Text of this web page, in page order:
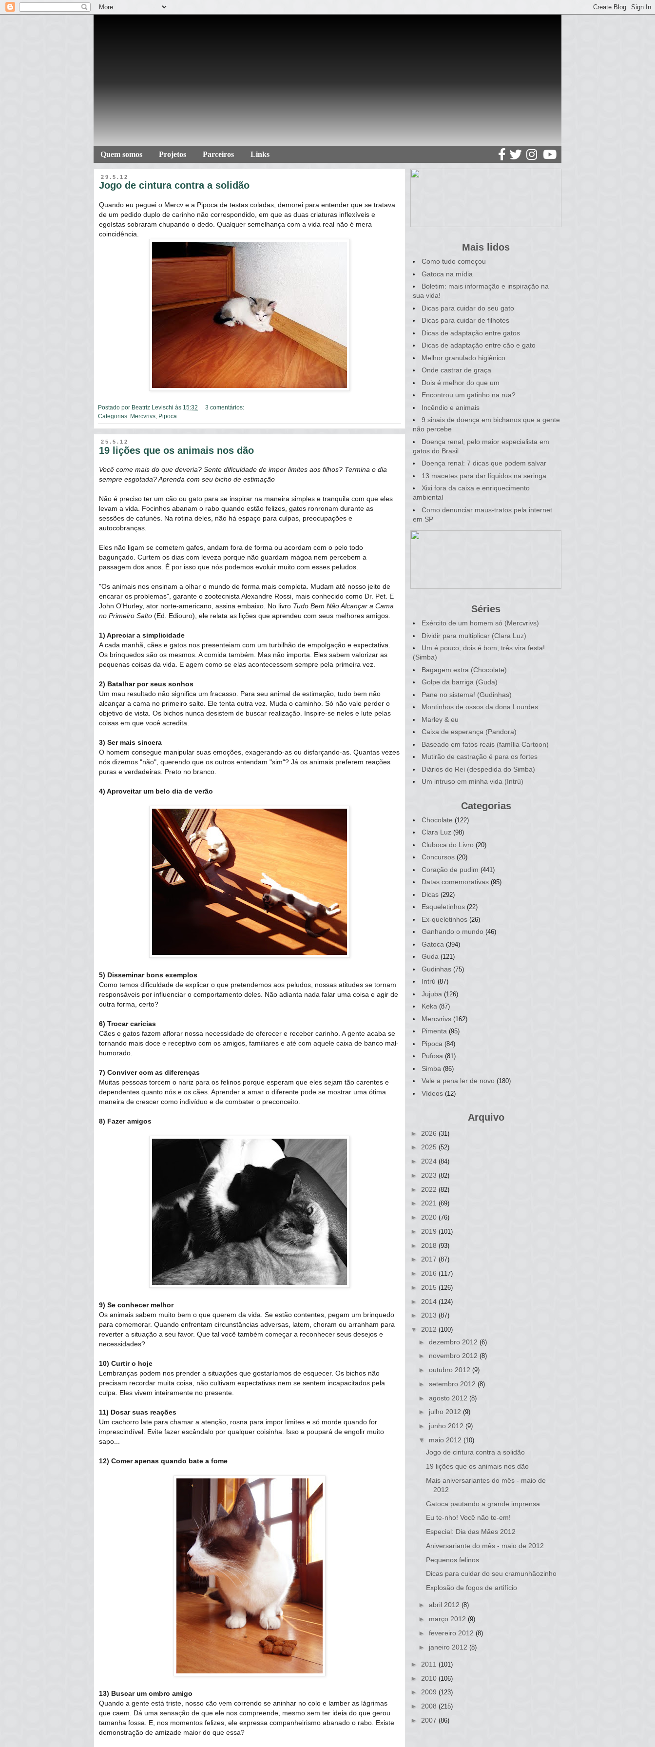
Quem somos Projetos Parceiros Links
29.5.12
Jogo de cintura contra a solidão
Quando eu peguei o Mercv e a Pipoca de testas coladas, demorei para entender que se tratava
de um pedido duplo de carinho não correspondido, em que as duas criaturas inflexíveis e
egoístas sobraram chupando o dedo. Qualquer semelhança com a vida real não é mera
coincidência.
Postado por Beatriz Levischi às 15:32
3 comentários:
Categorias: Mercvrivs Pipoca
25.5.12
19 lições que os animais nos dão
Você come mais do que deveria? Sente dificuldade de impor limites aos filhos? Termina o dia
sempre esgotada? Aprenda com seu bicho de estimação
Não é preciso ter um cão ou gato para se inspirar na maneira simples e tranquila com que eles
levam a vida. Focinhos abanam o rabo quando estão felizes, gatos ronronam durante as
sessões de cafunés. Na rotina deles, não há espaço para culpas, preocupações e
autocobranças.
Eles não ligam se cometem gafes, andam fora de forma ou acordam com o pelo todo
bagunçado. Curtem os dias com leveza porque não guardam mágoa nem percebem a
passagem dos anos. É por isso que nós podemos evoluir muito com esses peludos.
"Os animais nos ensinam a olhar o mundo de forma mais completa. Mudam até nosso jeito de
encarar os problemas", garante o zootecnista Alexandre Rossi, mais conhecido como Dr. Pet. E
John O'Hurley, ator norte-americano, assina embaixo. No livro Tudo Bem Não Alcançar a Cama
no Primeiro Salto (Ed. Ediouro), ele relata as lições que aprendeu com seus melhores amigos.
1) Apreciar a simplicidade
A cada manhã, cães e gatos nos presenteiam com um turbilhão de empolgação e expectativa.
Os brinquedos são os mesmos. A comida também. Mas não importa. Eles sabem valorizar as
pequenas coisas da vida. E agem como se elas acontecessem sempre pela primeira vez.
2) Batalhar por seus sonhos
Um mau resultado não significa um fracasso. Para seu animal de estimação, tudo bem não
alcançar a cama no primeiro salto. Ele tenta outra vez. Muda o caminho. Só não vale perder o
objetivo de vista. Os bichos nunca desistem de buscar realização. Inspire-se neles e lute pelas
coisas em que você acredita.
3) Ser mais sincera
O homem consegue manipular suas emoções, exagerando-as ou disfarçando-as. Quantas vezes
nós dizemos "não", querendo que os outros entendam "sim"? Já os animais preferem reações
puras e verdadeiras. Preto no branco.
4) Aproveitar um belo dia de verão
5) Disseminar bons exemplos
Como temos dificuldade de explicar o que pretendemos aos peludos, nossas atitudes se tornam
responsáveis por influenciar o comportamento deles. Não adianta nada falar uma coisa e agir de
outra forma, certo?
6) Trocar carícias
Cães e gatos fazem aflorar nossa necessidade de oferecer e receber carinho. A gente acaba se
tornando mais doce e receptivo com os amigos, familiares e até com aquele caixa de banco mal-
humorado.
7) Conviver com as diferenças
Muitas pessoas torcem o nariz para os felinos porque esperam que eles sejam tão carentes e
dependentes quanto nós e os cães. Aprender a amar o diferente pode se mostrar uma ótima
maneira de crescer como indivíduo e de combater o preconceito.
8) Fazer amigos
9) Se conhecer melhor
Os animais sabem muito bem o que querem da vida. Se estão contentes, pegam um brinquedo
para comemorar. Quando enfrentam circunstâncias adversas, latem, choram ou arranham para
reverter a situação a seu favor. Que tal você também começar a reconhecer seus desejos e
necessidades?
10) Curtir o hoje
Lembranças podem nos prender a situações que gostaríamos de esquecer. Os bichos não
precisam recordar muita coisa, não cultivam expectativas nem se sentem incapacitados pela
culpa. Eles vivem inteiramente no presente.
11) Dosar suas reações
Um cachorro late para chamar a atenção, rosna para impor limites e só morde quando for
imprescindível. Evite fazer escândalo por qualquer coisinha. Isso a poupará de engolir muito
sapo...
12) Comer apenas quando bate a fome
13) Buscar um ombro amigo
Quando a gente está triste, nosso cão vem correndo se aninhar no colo e lamber as lágrimas
que caem. Dá uma sensação de que ele nos compreende, mesmo sem ter ideia do que gerou
tamanha fossa. E, nos momentos felizes, ele expressa companheirismo abanado o rabo. Existe
demonstração de amizade maior do que essa?
Mais lidos
Como tudo começou
Gatoca na mídia
Boletim: mais informação e inspiração na
sua vida!
Dicas para cuidar do seu gato
Dicas para cuidar de filhotes
Dicas de adaptação entre gatos
Dicas de adaptação entre cão e gato
Melhor granulado higiênico
Onde castrar de graça
Dois é melhor do que um
Encontrou um gatinho na rua?
Incêndio e animais
9 sinais de doença em bichanos que a gente
não percebe
Doença renal, pelo maior especialista em
gatos do Brasil
Doença renal: 7 dicas que podem salvar
13 macetes para dar líquidos na seringa
Xixi fora da caixa e enriquecimento
ambiental
Como denunciar maus-tratos pela internet
em SP
Séries
Exército de um homem só (Mercvrivs)
Dividir para multiplicar (Clara Luz)
Um é pouco, dois é bom, três vira festa!
(Simba)
Bagagem extra (Chocolate)
Golpe da barriga (Guda)
Pane no sistema! (Gudinhas)
Montinhos de ossos da dona Lourdes
Marley & eu
Caixa de esperança (Pandora)
Baseado em fatos reais (família Cartoon)
Mutirão de castração é para os fortes
Diários do Rei (despedida do Simba)
Um intruso em minha vida (Intrú)
Categorias
Chocolate (122)
Clara Luz (98)
Cluboca do Livro (20)
Concursos (20)
Coração de pudim (441)
Datas comemorativas (95)
Dicas (292)
Esqueletinhos (22)
Ex-queletinhos (26)
Ganhando o mundo (46)
Gatoca (394)
Guda (121)
Gudinhas (75)
Intrú (87)
Jujuba (126)
Keka (87)
Mercvrivs (162)
Pimenta (95)
Pipoca (84)
Pufosa (81)
Simba (86)
Vale a pena ler de novo (180)
Vídeos (12)
Arquivo
► 2026 (31)
► 2025 (52)
► 2024 (84)
► 2023 (82)
► 2022 (82)
► 2021 (69)
► 2020 (76)
► 2019 (101)
► 2018 (93)
► 2017 (87)
► 2016 (117)
► 2015 (126)
► 2014 (124)
► 2013 (87)
▼ 2012 (100)
► dezembro 2012 (6)
► novembro 2012 (8)
► outubro 2012 (9)
► setembro 2012 (8)
► agosto 2012 (8)
► julho 2012 (9)
► junho 2012 (9)
▼ maio 2012 (10)
Jogo de cintura contra a solidão
19 lições que os animais nos dão
Mais aniversariantes do mês - maio de
2012
Gatoca pautando a grande imprensa
Eu te-nho! Você não te-em!
Especial: Dia das Mães 2012
Aniversariante do mês - maio de 2012
Pequenos felinos
Dicas para cuidar do seu cramunhãozinho
Explosão de fogos de artifício
► abril 2012 (8)
► março 2012 (9)
► fevereiro 2012 (8)
► janeiro 2012 (8)
► 2011 (101)
► 2010 (106)
► 2009 (123)
► 2008 (215)
► 2007 (86)